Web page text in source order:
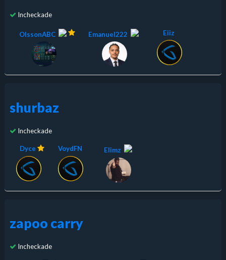
Incheckade
OlssonABC Emanuel222 Eiiz
shurbaz
Incheckade
Dyce VoydFN Elimz
zapoo carry
Incheckade